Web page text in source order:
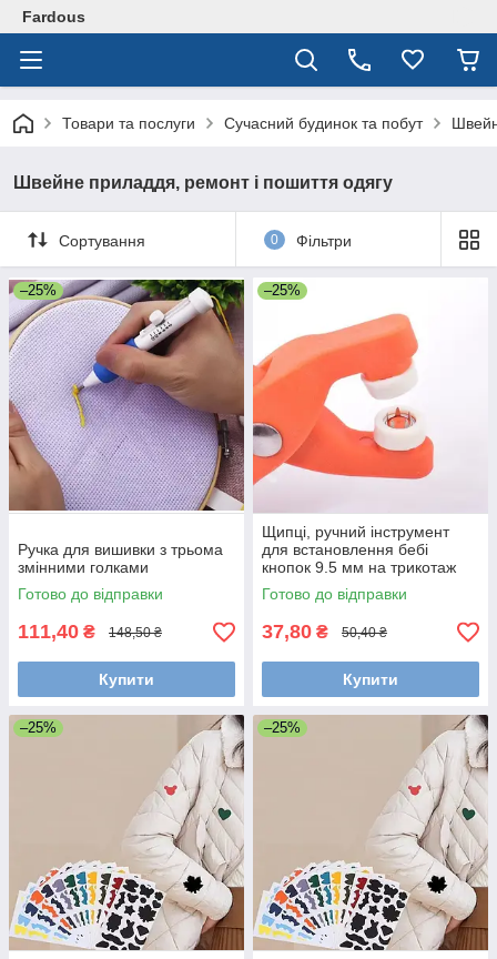
Fardous
Товари та послуги Сучасний будинок та побут
Швейне приладдя, ремонт і пошиття одягу
Сортування 0 Фільтри
–25%
Ручка для вишивки з трьома
змінними голками
Готово до відправки
111,40 ₴ 148,50 ₴
Купити
–25%
Щипці, ручний інструмент
для встановлення бебі
кнопок 9.5 мм на трикотаж
Готово до відправки
37,80 ₴ 50,40 ₴
Купити
–25% –25%